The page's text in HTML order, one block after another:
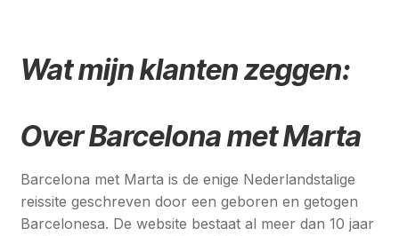
Wat mijn klanten zeggen:
Over Barcelona met Marta
Barcelona met Marta is de enige Nederlandstalige
reissite geschreven door een geboren en getogen
Barcelonesa. De website bestaat al meer dan 10 jaar